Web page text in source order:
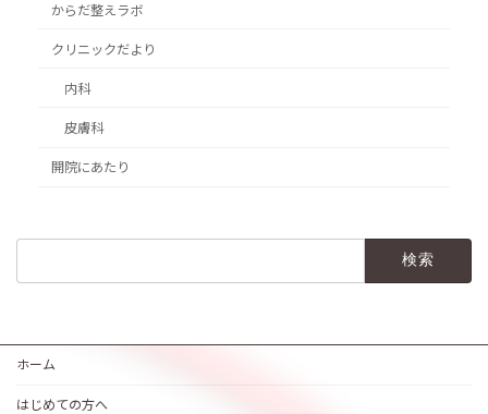
からだ整えラボ
クリニックだより
内科
皮膚科
開院にあたり
ホーム
はじめての方へ